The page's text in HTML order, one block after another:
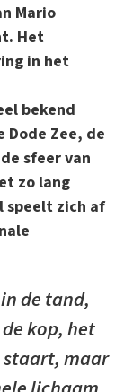
Mario
Het
in het
bekend
Dode Zee, de
sfeer van
zo lang
speelt zich af
de tand,
kop, het
staart, maar